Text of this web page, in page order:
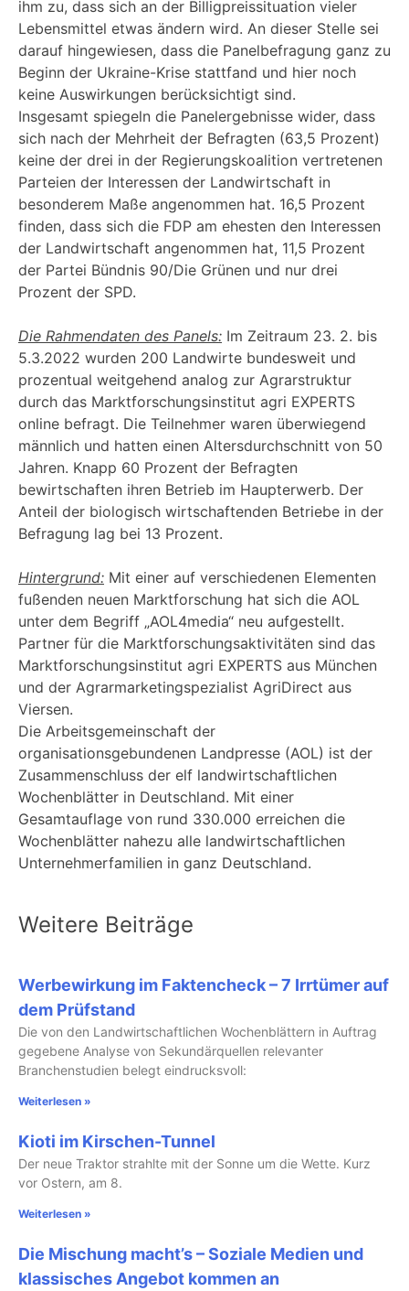
ihm zu, dass sich an der Billigpreissituation vieler
Lebensmittel etwas ändern wird. An dieser Stelle sei
darauf hingewiesen, dass die Panelbefragung ganz zu
Beginn der Ukraine-Krise stattfand und hier noch
keine Auswirkungen berücksichtigt sind.
Insgesamt spiegeln die Panelergebnisse wider, dass
sich nach der Mehrheit der Befragten (63,5 Prozent)
keine der drei in der Regierungskoalition vertretenen
Parteien der Interessen der Landwirtschaft in
besonderem Maße angenommen hat. 16,5 Prozent
finden, dass sich die FDP am ehesten den Interessen
der Landwirtschaft angenommen hat, 11,5 Prozent
der Partei Bündnis 90/Die Grünen und nur drei
Prozent der SPD.
Die Rahmendaten des Panels: Im Zeitraum 23. 2. bis
5.3.2022 wurden 200 Landwirte bundesweit und
prozentual weitgehend analog zur Agrarstruktur
durch das Marktforschungsinstitut agri EXPERTS
online befragt. Die Teilnehmer waren überwiegend
männlich und hatten einen Altersdurchschnitt von 50
Jahren. Knapp 60 Prozent der Befragten
bewirtschaften ihren Betrieb im Haupterwerb. Der
Anteil der biologisch wirtschaftenden Betriebe in der
Befragung lag bei 13 Prozent.
Hintergrund: Mit einer auf verschiedenen Elementen
fußenden neuen Marktforschung hat sich die AOL
unter dem Begriff „AOL4media“ neu aufgestellt.
Partner für die Marktforschungsaktivitäten sind das
Marktforschungsinstitut agri EXPERTS aus München
und der Agrarmarketingspezialist AgriDirect aus
Viersen.
Die Arbeitsgemeinschaft der
organisationsgebundenen Landpresse (AOL) ist der
Zusammenschluss der elf landwirtschaftlichen
Wochenblätter in Deutschland. Mit einer
Gesamtauflage von rund 330.000 erreichen die
Wochenblätter nahezu alle landwirtschaftlichen
Unternehmerfamilien in ganz Deutschland.
Weitere Beiträge
Werbewirkung im Faktencheck – 7 Irrtümer auf
dem Prüfstand
Die von den Landwirtschaftlichen Wochenblättern in Auftrag
gegebene Analyse von Sekundärquellen relevanter
Branchenstudien belegt eindrucksvoll:
Weiterlesen »
Kioti im Kirschen-Tunnel
Der neue Traktor strahlte mit der Sonne um die Wette. Kurz
vor Ostern, am 8.
Weiterlesen »
Die Mischung macht’s – Soziale Medien und
klassisches Angebot kommen an